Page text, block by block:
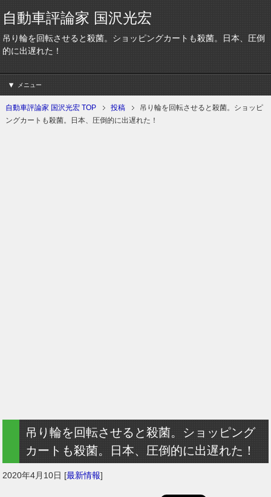
自動車評論家 国沢光宏
吊り輪を回転させると殺菌。ショッピングカートも殺菌。日本、圧倒
的に出遅れた！
メニュー
自動車評論家 国沢光宏 TOP 投稿
吊り輪を回転させると殺菌。ショッピ
ングカートも殺菌。日本、圧倒的に出遅れた！
吊り輪を回転させると殺菌。ショッピング
カートも殺菌。日本、圧倒的に出遅れた！
2020年4月10日 [最新情報]